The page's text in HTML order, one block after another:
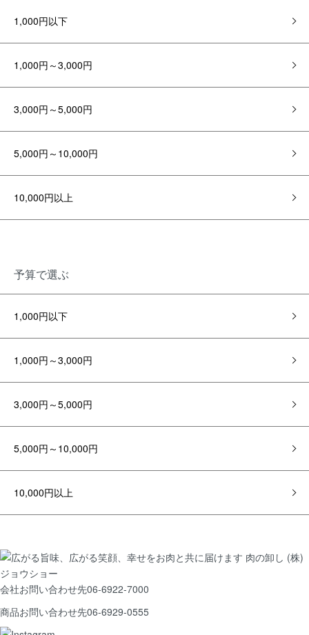
1,000円以下
1,000円～3,000円
3,000円～5,000円
5,000円～10,000円
10,000円以上
予算で選ぶ
1,000円以下
1,000円～3,000円
3,000円～5,000円
5,000円～10,000円
10,000円以上
会社お問い合わせ先06-6922-7000
商品お問い合わせ先06-6929-0555